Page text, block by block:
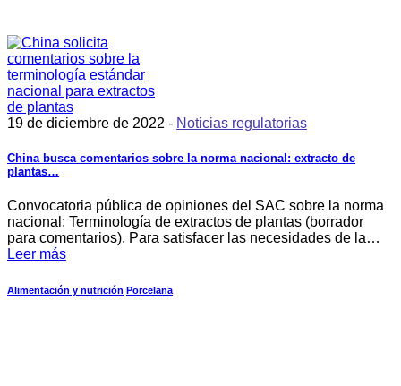
19 de diciembre de 2022 - Noticias regulatorias
China busca comentarios sobre la norma nacional: extracto de
plantas…
Convocatoria pública de opiniones del SAC sobre la norma
nacional: Terminología de extractos de plantas (borrador
para comentarios). Para satisfacer las necesidades de la…
Leer más
Alimentación y nutrición Porcelana